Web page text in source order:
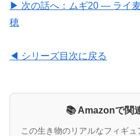
▶ 次の話へ：ムギ20 ― ライ
穂
◀ シリーズ目次に戻る
📚 Amazonで関
この生き物のリアルなフィギ